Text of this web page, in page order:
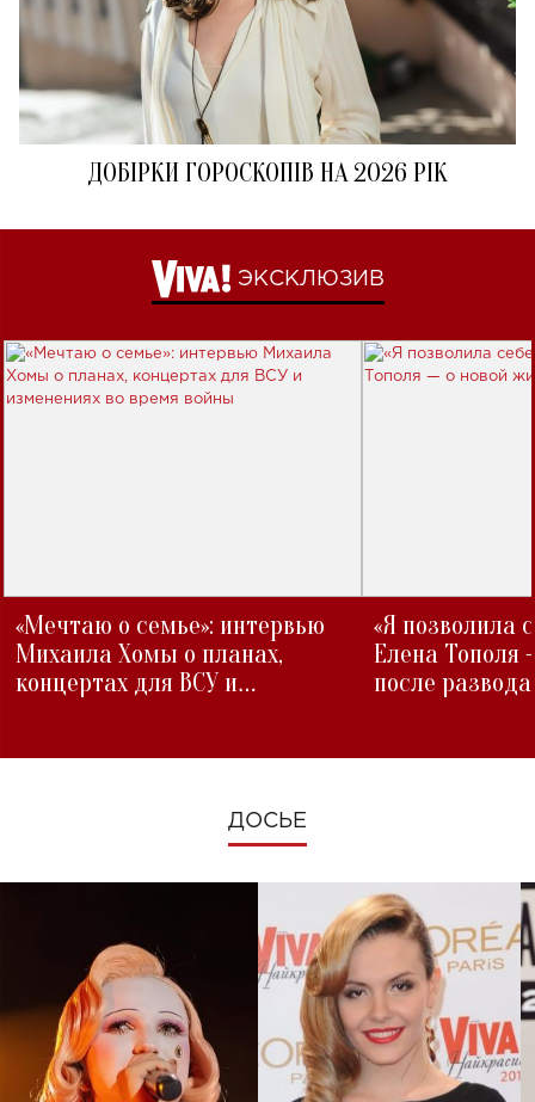
ДОБІРКИ ГОРОСКОПІВ НА 2026 РІК
ЭКСКЛЮЗИВ
«Мечтаю о семье»: интервью
Михаила Хомы о планах,
концертах для ВСУ и
«Я позволила
Елена Тополя
после развода
ДОСЬЕ